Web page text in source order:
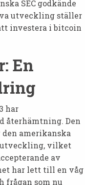
SEC godkände
utveckling ställer
investera i bitcoin
En
har
återhämtning. Den
den amerikanska
utveckling, vilket
av
har lett till en våg
frågan som nu